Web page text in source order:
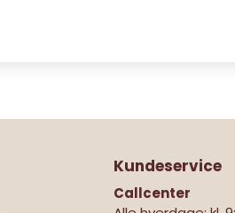
Kundeservice
Callcenter